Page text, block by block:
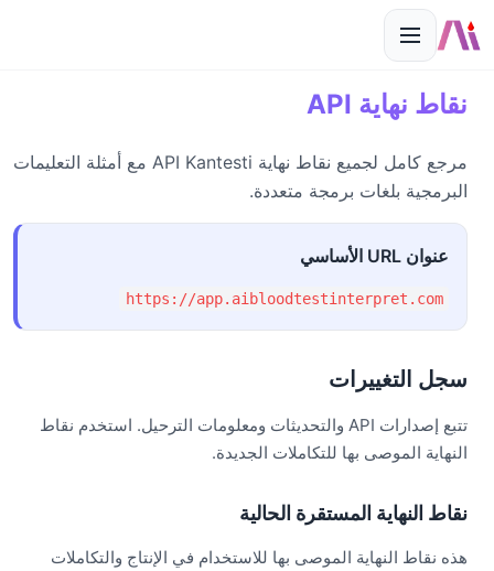
نقاط نهاية API
مرجع كامل لجميع نقاط نهاية API Kantesti مع أمثلة التعليمات
البرمجية بلغات برمجة متعددة.
عنوان URL الأساسي
https://app.aibloodtestinterpret.com
سجل التغييرات
تتبع إصدارات API والتحديثات ومعلومات الترحيل. استخدم نقاط
النهاية الموصى بها للتكاملات الجديدة.
نقاط النهاية المستقرة الحالية
هذه نقاط النهاية الموصى بها للاستخدام في الإنتاج والتكاملات